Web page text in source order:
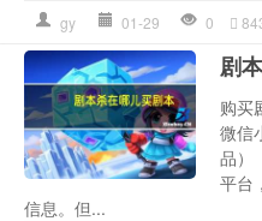
gy 01-29 0
剧
购买
微信
品）
平台
信息。但...